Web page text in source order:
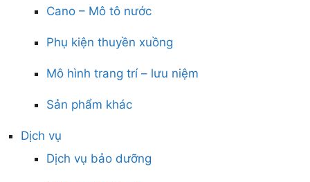
Cano – Mô tô nước
Phụ kiện thuyền xuồng
Mô hình trang trí – lưu niệm
Sản phẩm khác
Dịch vụ
Dịch vụ bảo dưỡng